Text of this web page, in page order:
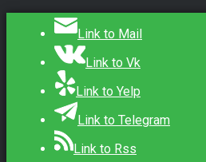
Link to Mail
Link to Vk
Link to Yelp
Link to Telegram
Link to Rss